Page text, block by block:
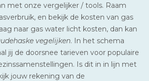
met onze vergelijker / tools. Raam
en bekijk de kosten van gas
naar gas water licht kosten, dan kan
vegelijken. In het schema
jij de doorsnee tarieven voor populaire
Is dit in in lijn met
jouw rekening van de